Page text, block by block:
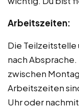
Arbeitszeiten:
Die Teilzeitstelle
nach
zwischen
Arbeitszeiten
Uhr oder